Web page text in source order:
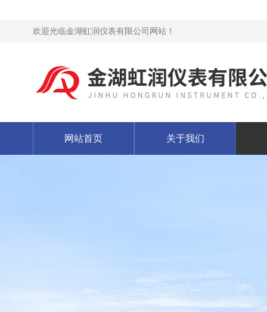
欢迎光临金湖虹润仪表有限公司网站！
网站首页 关于我们